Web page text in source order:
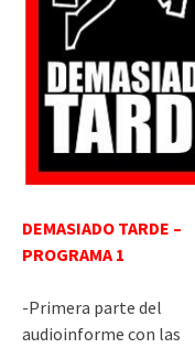
DEMASIADO TARDE –
PROGRAMA 1
-Primera parte del
audioinforme con las